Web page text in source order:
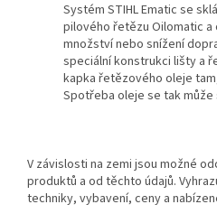
Systém STIHL Ematic se
pilového řetězu Oilomatic
množství nebo snížení
speciální konstrukci lišty a
kapka řetězového oleje
Spotřeba oleje se tak může
V závislosti na zemi jsou možné
produktů a od těchto údajů.
techniky, vybavení, ceny a